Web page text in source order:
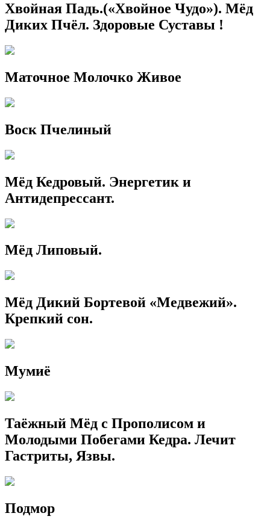
Хвойная Падь.(«Хвойное Чудо»). Мёд
Диких Пчёл. Здоровые Суставы !
Маточное Молочко Живое
Воск Пчелиный
Мёд Кедровый. Энергетик и
Антидепрессант.
Мёд Липовый.
Мёд Дикий Бортевой «Медвежий».
Крепкий сон.
Мумиё
Таёжный Мёд с Прополисом и
Молодыми Побегами Кедра. Лечит
Гастриты, Язвы.
Подмор